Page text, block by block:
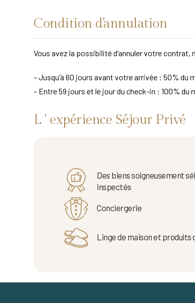
Condition d'annulation
Vous avez la possibilité d’annuler votre
– Jusqu’à 60 jours avant votre arrivée : 50% du
– Entre 59 jours et le jour du check-in : 100%
L ' expérience Séjour Privé
Des biens soigneusement
inspectés
Conciergerie
Linge de maison et produits